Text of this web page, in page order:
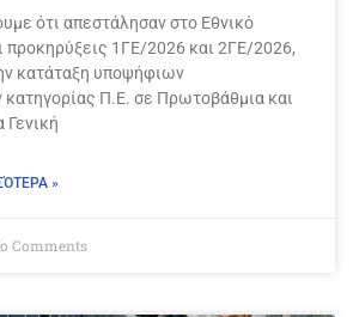
ότι απεστάλησαν στο Εθνικό
προκηρύξεις 1ΓΕ/2026 και 2ΓΕ/2026,
κατάταξη υποψήφιων
κατηγορίας Π.Ε. σε Πρωτοβάθμια και
»
Comments